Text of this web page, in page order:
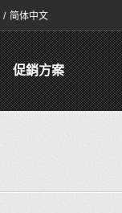
简体中文
/
促銷方案